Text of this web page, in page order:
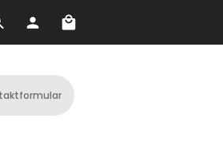
A bevásárlókosár 0